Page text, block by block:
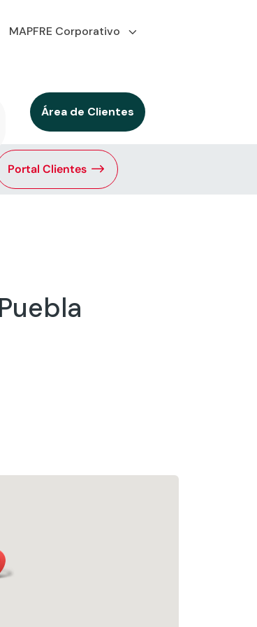
MAPFRE Corporativo
Área de Clientes
Portal Clientes